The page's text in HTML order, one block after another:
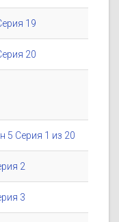
19
20
5 Серия 1 из 20
2
3